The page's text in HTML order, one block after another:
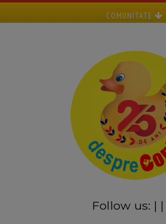
COMUNITATE
Follow us: | |